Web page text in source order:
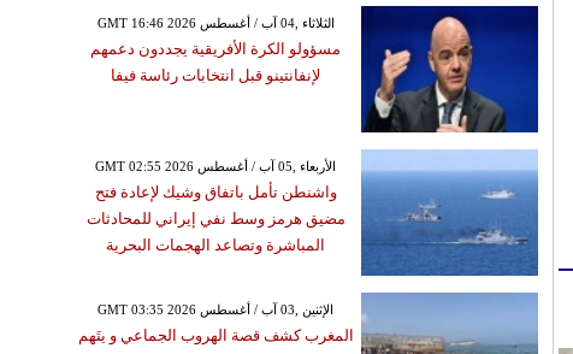
GMT 16:46 2026 الثلاثاء ,04 آب / أغسطس
مسؤولو الكرة الأفريقية يجددون دعمهم
لإنفانتينو قبل انتخابات رئاسة فيفا
GMT 02:55 2026 الأربعاء ,05 آب / أغسطس
واشنطن تأمل باتفاق وشيك لإعادة فتح
مضيق هرمز وسط نفي إيراني للمحادثات
المباشرة وتصاعد الهجمات البحرية
GMT 03:35 2026 الإثنين ,03 آب / أغسطس
المغرب كشف قصة الهروب الجماعي و يتَهم